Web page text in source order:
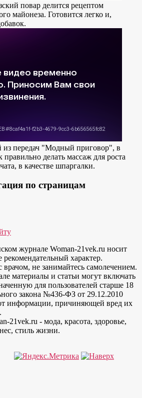
повар делится рецептом
майонеза. Готовится легко и,
из передач "Модный приговор", в
правильно делать массаж для роста
в качестве шпаргалки.
по страницам
журнале Woman-21vek.ru носит
характер.
врачом, не занимайтесь самолечением.
материалы и статьи могут включать
для пользователей старше 18
закона №436-ФЗ от 29.12.2010
информации, причиняющей вред их
21vek.ru - мода, красота, здоровье,
стиль жизни.